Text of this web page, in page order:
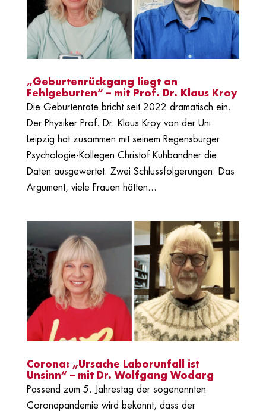
„Geburtenrückgang liegt an
Fehlgeburten“ – mit Prof. Dr. Klaus Kroy
Die Geburtenrate bricht seit 2022 dramatisch ein.
Der Physiker Prof. Dr. Klaus Kroy von der Uni
Leipzig hat zusammen mit seinem Regensburger
Psychologie-Kollegen Christof Kuhbandner die
Daten ausgewertet. Zwei Schlussfolgerungen: Das
Argument, viele Frauen hätten...
Corona: „Ursache Laborunfall ist
Unsinn“ – mit Dr. Wolfgang Wodarg
Passend zum 5. Jahrestag der sogenannten
Coronapandemie wird bekannt, dass der